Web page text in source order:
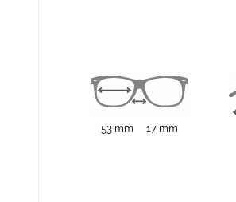
53 mm 17 mm